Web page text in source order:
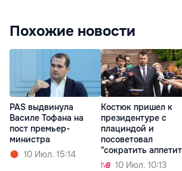
Похожие новости
PAS выдвинула
Василе Тофана на
пост премьер-
министра
10 Июл. 15:14
Костюк пришел к
президентуре с
плациндой и
посоветовал
"сократить аппетит
чиновников"
10 Июл. 10:13